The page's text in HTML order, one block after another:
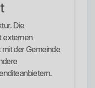
Die
externen
der Gemeinde